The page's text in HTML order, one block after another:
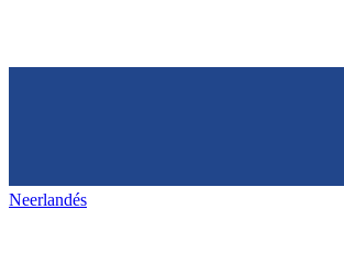
Neerlandés